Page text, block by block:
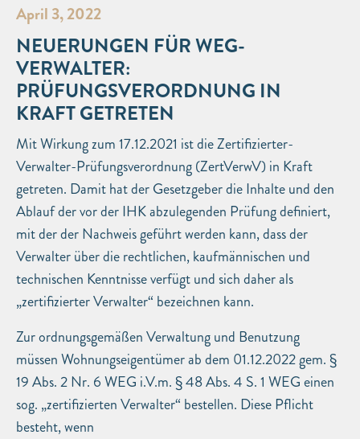
April 3, 2022
NEUERUNGEN FÜR WEG-
VERWALTER:
PRÜFUNGSVERORDNUNG IN
KRAFT GETRETEN
Mit Wirkung zum 17.12.2021 ist die Zertifizierter-
Verwalter-Prüfungsverordnung (ZertVerwV) in Kraft
getreten. Damit hat der Gesetzgeber die Inhalte und den
Ablauf der vor der IHK abzulegenden Prüfung definiert,
mit der der Nachweis geführt werden kann, dass der
Verwalter über die rechtlichen, kaufmännischen und
technischen Kenntnisse verfügt und sich daher als
„zertifizierter Verwalter“ bezeichnen kann.
Zur ordnungsgemäßen Verwaltung und Benutzung
müssen Wohnungseigentümer ab dem 01.12.2022 gem. §
19 Abs. 2 Nr. 6 WEG i.V.m. § 48 Abs. 4 S. 1 WEG einen
sog. „zertifizierten Verwalter“ bestellen. Diese Pflicht
besteht, wenn